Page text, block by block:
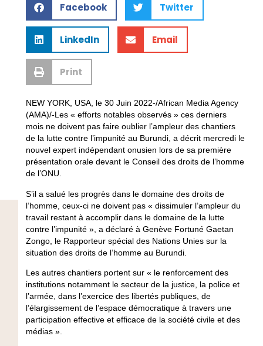
Facebook Twitter
LinkedIn Email
Print
NEW YORK, USA, le 30 Juin 2022-/African Media Agency
(AMA)/-Les « efforts notables observés » ces derniers
mois ne doivent pas faire oublier l’ampleur des chantiers
de la lutte contre l’impunité au Burundi, a décrit mercredi le
nouvel expert indépendant onusien lors de sa première
présentation orale devant le Conseil des droits de l’homme
de l’ONU.
S’il a salué les progrès dans le domaine des droits de
l’homme, ceux-ci ne doivent pas « dissimuler l’ampleur du
travail restant à accomplir dans le domaine de la lutte
contre l’impunité », a déclaré à Genève Fortuné Gaetan
Zongo, le Rapporteur spécial des Nations Unies sur la
situation des droits de l’homme au Burundi.
Les autres chantiers portent sur « le renforcement des
institutions notamment le secteur de la justice, la police et
l’armée, dans l’exercice des libertés publiques, de
l’élargissement de l’espace démocratique à travers une
participation effective et efficace de la société civile et des
médias ».